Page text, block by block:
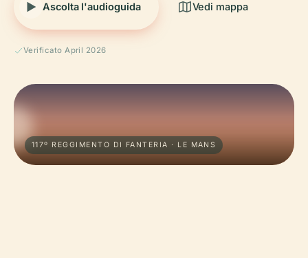
Ascolta l'audioguida Vedi mappa
Verificato April 2026
117º REGGIMENTO DI FANTERIA · LE MANS